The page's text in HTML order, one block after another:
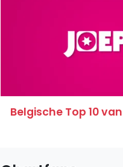
Belgische Top 10